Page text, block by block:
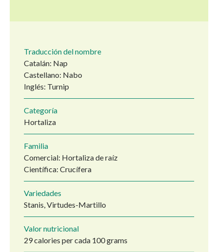
Traducción del nombre
Catalán: Nap
Castellano: Nabo
Inglés: Turnip
Categoría
Hortaliza
Familia
Comercial: Hortaliza de raíz
Científica: Crucífera
Variedades
Stanis, Virtudes-Martillo
Valor nutricional
29 calories per cada 100 grams